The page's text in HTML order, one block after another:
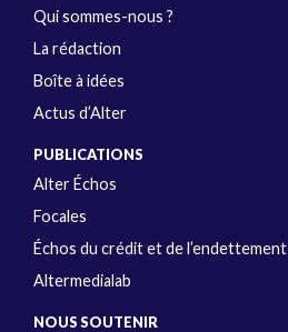
Qui sommes-nous ?
La rédaction
Boîte à idées
Actus d’Alter
PUBLICATIONS
Alter Échos
Focales
Échos du crédit et de l’endettement
Altermedialab
NOUS SOUTENIR